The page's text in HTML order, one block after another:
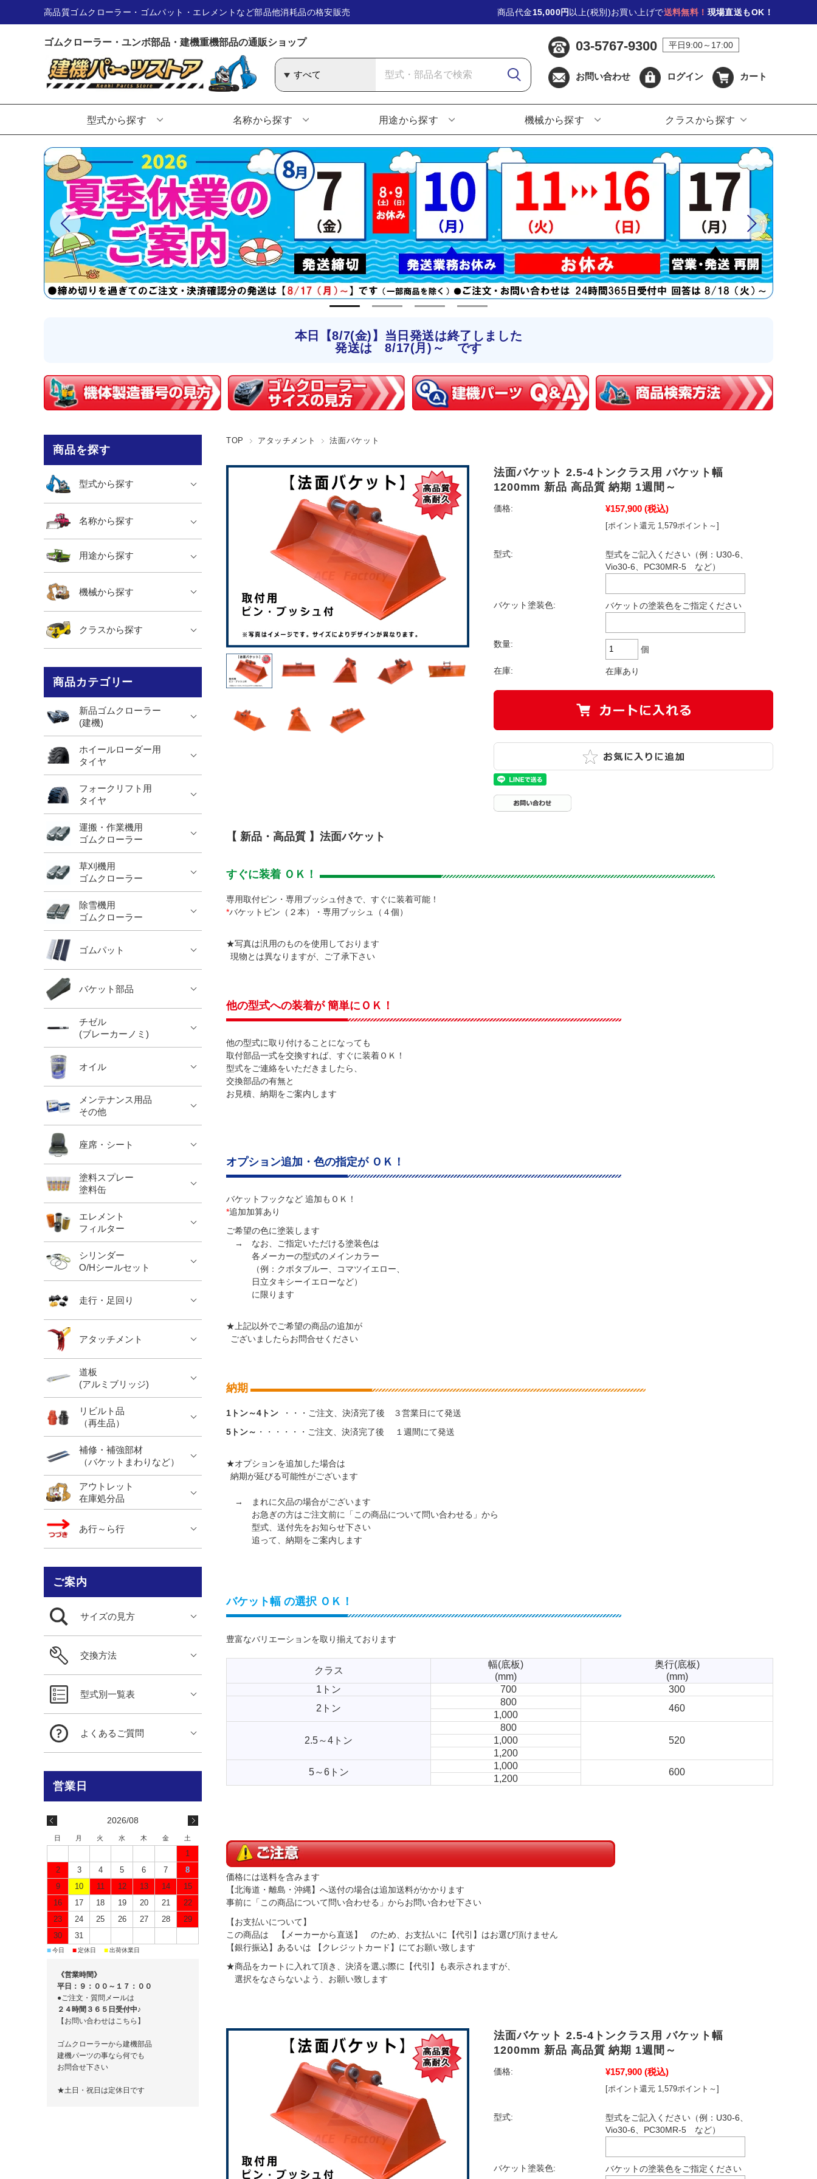
高品質ゴムクローラー・ゴムパット・エレメントなど部品他消耗品の格安販売 商品代金15,000円 以上(税別)お買い上げで送料無料！ 現場直送もOK！
ゴムクローラー・ユンボ部品・建機重機部品の通販ショップ 03-5767-9300 平日9:00～17:00
お問い合わせ ログイン カート
型式から探す 名称から探す 用途から探す 機械から探す クラスから探す
本日【8/7(金)】当日発送は終了しました
発送は 8/17(月)～ です
TOP アタッチメント 法面バケット
法面バケット 2.5-4トンクラス用 バケット幅
1200mm 新品 高品質 納期 1週間～
価格: ¥157,900 (税込)
[ポイント還元 1,579ポイント～]
型式:
型式をご記入ください（例：U30-6、
Vio30-6、PC30MR-5 など）
バケット塗装色: バケットの塗装色をご指定ください
数量:
個
在庫: 在庫あり
【 新品・高品質 】法面バケット
すぐに装着 ＯＫ！
専用取付ピン・専用ブッシュ付きで、すぐに装着可能！
*バケットピン（２本）・専用ブッシュ（４個）
★写真は汎用のものを使用しております
現物とは異なりますが、ご了承下さい
他の型式への装着が 簡単にＯＫ！
他の型式に取り付けることになっても
取付部品一式を交換すれば、すぐに装着ＯＫ！
型式をご連絡をいただきましたら、
交換部品の有無と
お見積、納期をご案内します
オプション追加・色の指定が ＯＫ！
バケットフックなど 追加もＯＫ！
*追加加算あり
ご希望の色に塗装します
→ なお、ご指定いただける塗装色は
各メーカーの型式のメインカラー
（例：クボタブルー、コマツイエロー、
日立タキシーイエローなど）
に限ります
★上記以外でご希望の商品の追加が
ございましたらお問合せください
納期
1トン～4トン ・・・ご注文、決済完了後 ３営業日にて発送
5トン～ ・・・・・・ご注文、決済完了後 １週間にて発送
★オプションを追加した場合は
納期が延びる可能性がございます
→ まれに欠品の場合がございます
お急ぎの方はご注文前に「この商品について問い合わせる」から
型式、送付先をお知らせ下さい
追って、納期をご案内します
バケット幅 の選択 ＯＫ！
豊富なバリエーションを取り揃えております
クラス
幅(底板)
(mm)
奥行(底板)
(mm)
1トン
700
300
2トン
800
460
1,000
2.5～4トン
800
520
1,000
1,200
5～6トン
1,000
600
1,200
価格には送料を含みます
【北海道・離島・沖縄】へ送付の場合は追加送料がかかります
事前に「この商品について問い合わせる」からお問い合わせ下さい
【お支払いについて】
この商品は 【メーカーから直送】 のため、お支払いに【代引】はお選び頂けません
【銀行振込】あるいは 【クレジットカード】にてお願い致します
★商品をカートに入れて頂き、決済を選ぶ際に【代引】も表示されますが、
選択をなさらないよう、お願い致します
法面バケット 2.5-4トンクラス用 バケット幅
1200mm 新品 高品質 納期 1週間～
価格: ¥157,900 (税込)
[ポイント還元 1,579ポイント～]
型式:
型式をご記入ください（例：U30-6、
Vio30-6、PC30MR-5 など）
バケット塗装色: バケットの塗装色をご指定ください
商品を探す
型式から探す
名称から探す
用途から探す
機械から探す
クラスから探す
商品カテゴリー
新品ゴムクローラー
(建機)
ホイールローダー用
タイヤ
フォークリフト用
タイヤ
運搬・作業機用
ゴムクローラー
草刈機用
ゴムクローラー
除雪機用
ゴムクローラー
ゴムパット
バケット部品
チゼル
(ブレーカーノミ)
オイル
メンテナンス用品
その他
座席・シート
塗料スプレー
塗料缶
エレメント
フィルター
シリンダー
O/Hシールセット
走行・足回り
アタッチメント
道板
(アルミブリッジ)
リビルト品
（再生品）
補修・補強部材
（バケットまわりなど）
アウトレット
在庫処分品
あ行～ら行
ご案内
サイズの見方
交換方法
型式別一覧表
よくあるご質問
2026/08
日 月 火 水 木 金 土
1
2
3 4 5 6 7
8
9
10 11 12 13 14
15
16
17 18 19 20 21
22
23
24 25 26 27 28
29
30
31
■今日 ■定休日 ■出荷休業日
《営業時間》
平日：９：００～１７：００
●ご注文・質問メールは
２４時間３６５日受付中♪
【お問い合わせはこちら】
ゴムクローラーから建機部品
建機パーツの事なら何でも
お問合せ下さい
★土日・祝日は定休日です